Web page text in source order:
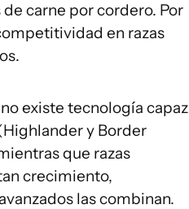
carne por cordero. Por
en razas
existe tecnología capaz
y Border
que razas
crecimiento,
las combinan.